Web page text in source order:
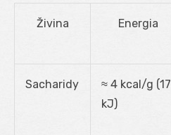
Živina Energia
Sacharidy
≈ 4 kcal/g (17
kJ)